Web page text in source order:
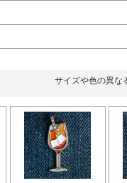
サイズや色の異な